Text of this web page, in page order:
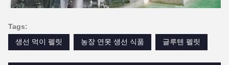
Tags:
생선 먹이 펠릿
농장 연못 생선 식품 글루텐 펠릿